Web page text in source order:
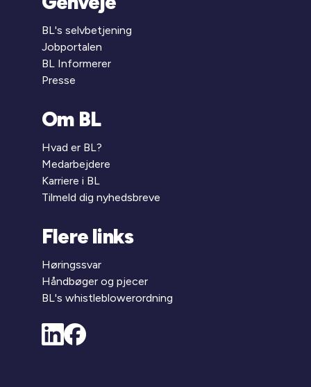
BL's selvbetjening
Jobportalen
BL Informerer
Presse
Om BL
Hvad er BL?
Medarbejdere
Karriere i BL
Tilmeld dig nyhedsbreve
Flere links
Høringssvar
Håndbøger og pjecer
BL's whistleblowerordning